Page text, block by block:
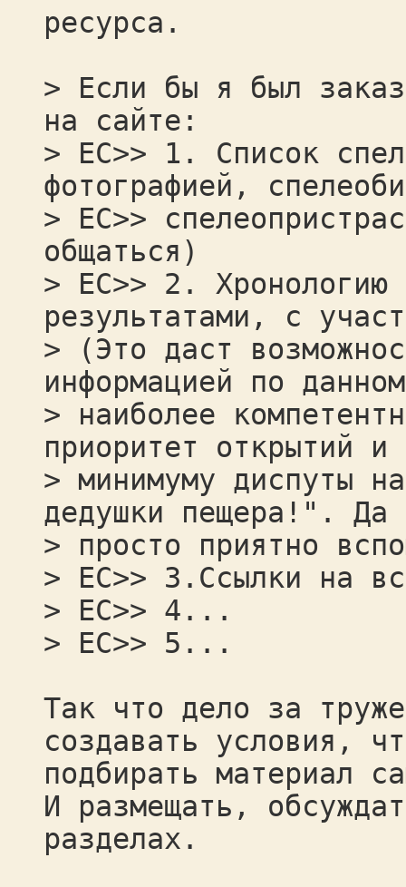
ресурса.
> Если бы я был
на сайте:
> ЕС>> 1. Список
фотографией,
> ЕС>>
общаться)
> ЕС>> 2. Хронологию
результатами, с
> (Это даст
информацией по
> наиболее
приоритет открытий и
> минимуму диспуты
дедушки пещера!". Да
> просто приятно
> ЕС>> 3.Ссылки на
> ЕС>> 4...
> ЕС>> 5...
Так что дело за
создавать условия,
подбирать материал
И размещать,
разделах.